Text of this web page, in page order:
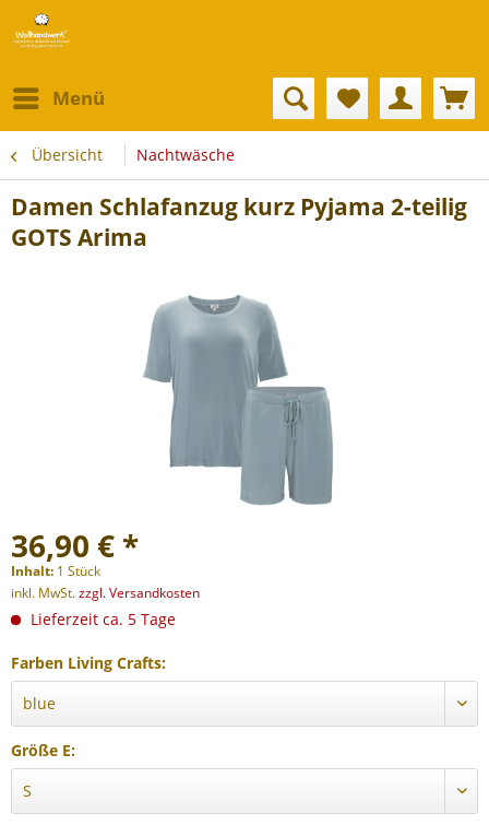
Menü
Übersicht Nachtwäsche
Damen Schlafanzug kurz Pyjama 2-teilig
GOTS Arima
36,90 € *
Inhalt: 1 Stück
inkl. MwSt.zzgl. Versandkosten
Lieferzeit ca. 5 Tage
Farben Living Crafts:
Größe E: